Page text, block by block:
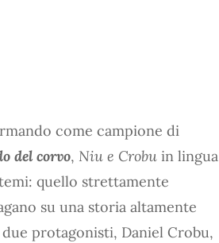
come campione di
del corvo, Niu e Crobu in lingua
quello strettamente
su una storia altamente
protagonisti, Daniel Crobu,